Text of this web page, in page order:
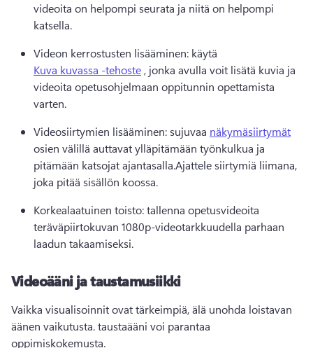
videoita on helpompi seurata ja niitä on helpompi
katsella.
Videon kerrostusten lisääminen: käytä
Kuva kuvassa -tehoste , jonka avulla voit lisätä kuvia ja
videoita opetusohjelmaan oppitunnin opettamista
varten.
Videosiirtymien lisääminen: sujuvaa näkymäsiirtymät
osien välillä auttavat ylläpitämään työnkulkua ja
pitämään katsojat ajantasalla.Ajattele siirtymiä liimana,
joka pitää sisällön koossa.
Korkealaatuinen toisto: tallenna opetusvideoita
teräväpiirtokuvan 1080p-videotarkkuudella parhaan
laadun takaamiseksi.
Videoääni ja taustamusiikki
Vaikka visualisoinnit ovat tärkeimpiä, älä unohda loistavan
äänen vaikutusta. taustaääni voi parantaa
oppimiskokemusta.